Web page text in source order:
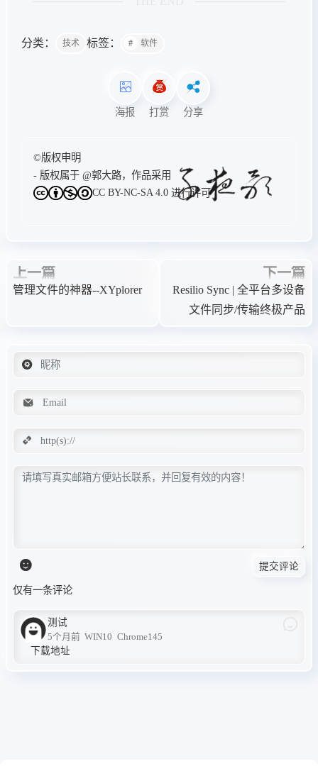
分类： 技术 标签： 软件
海报 打赏 分享
©版权申明
- 版权属于 @郭大路，作品采用
CC BY-NC-SA 4.0 进行许可
上一篇
管理文件的神器--XYplorer
下一篇
Resilio Sync | 全平台多设备
文件同步/传输终极产品
提交评论
仅有一条评论
测试
5个月前 WIN10 Chrome145
下载地址